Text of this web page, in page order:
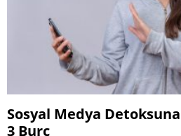
Sosyal Medya
3 Burç